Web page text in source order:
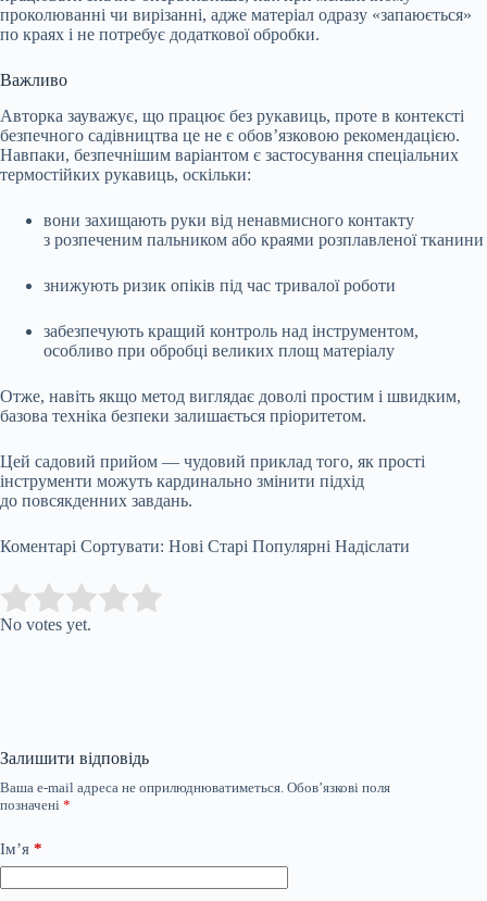
проколюванні чи вирізанні, адже матеріал одразу «запаюється»
по краях і не потребує додаткової обробки.
Важливо
Авторка зауважує, що працює без рукавиць, проте в контексті
безпечного садівництва це не є обов’язковою рекомендацією.
Навпаки, безпечнішим варіантом є застосування спеціальних
термостійких рукавиць, оскільки:
вони захищають руки від ненавмисного контакту
з розпеченим пальником або краями розплавленої тканини
знижують ризик опіків під час тривалої роботи
забезпечують кращий контроль над інструментом,
особливо при обробці великих площ матеріалу
Отже, навіть якщо метод виглядає доволі простим і швидким,
базова техніка безпеки залишається пріоритетом.
Цей садовий прийом — чудовий приклад того, як прості
інструменти можуть кардинально змінити підхід
до повсякденних завдань.
Коментарі Сортувати: Нові Старі Популярні Надіслати
Rate this item:
No votes yet.
Залишити відповідь
Ваша e-mail адреса не оприлюднюватиметься. Обов’язкові поля
позначені *
Ім’я *